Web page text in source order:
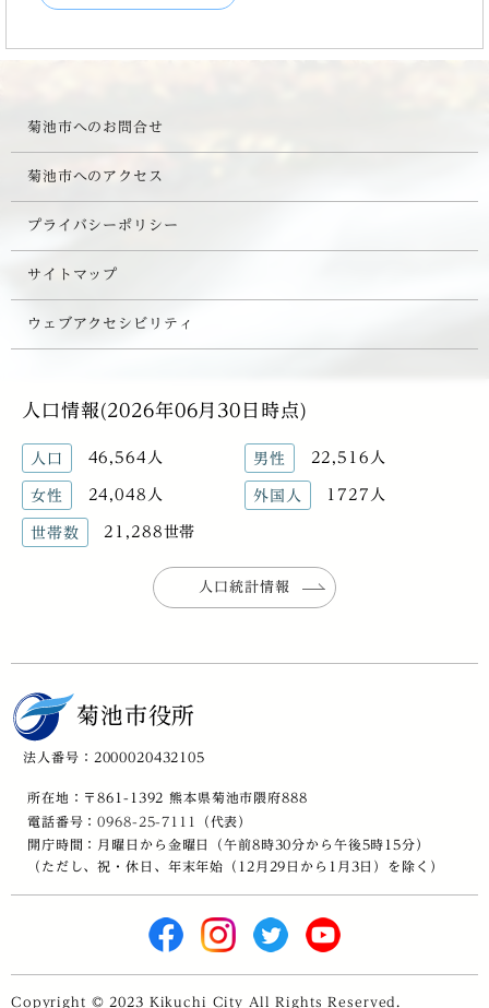
菊池市へのお問合せ
菊池市へのアクセス
プライバシーポリシー
サイトマップ
ウェブアクセシビリティ
人口情報(2026年06月30日時点)
人口 46,564人 男性 22,516人
女性 24,048人 外国人 1727人
世帯数 21,288世帯
人口統計情報
菊池市役所
法人番号：2000020432105
所在地：〒861-1392 熊本県菊池市隈府888
電話番号：0968-25-7111
（代表）
開庁時間：月曜日から金曜日（午前8時30分から午後5時15分）
（ただし、祝・休日、年末年始（12月29日から1月3日）を除く）
Copyright © 2023 Kikuchi City All Rights Reserved.